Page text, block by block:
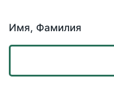
Имя, Фамилия